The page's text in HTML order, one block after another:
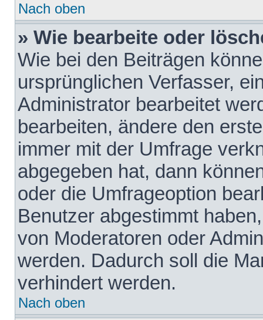
Nach oben
» Wie bearbeite oder
Wie bei den Beiträgen
ursprünglichen Verfasser,
Administrator bearbeitet
bearbeiten, ändere den
immer mit der Umfrage
abgegeben hat, dann
oder die Umfrageoption
Benutzer abgestimmt
von Moderatoren oder
werden. Dadurch soll die
verhindert werden.
Nach oben